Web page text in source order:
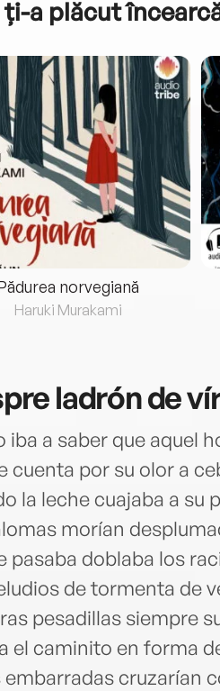
ți-a plăcut
norvegiană
Haruki Murakami
ladrón de
iba a saber que aquel
cuenta por su olor a
la leche cuajaba a su
morían
pasaba doblaba los
de tormenta de
pesadillas siempre
el caminito en forma
embarradas cruzarían